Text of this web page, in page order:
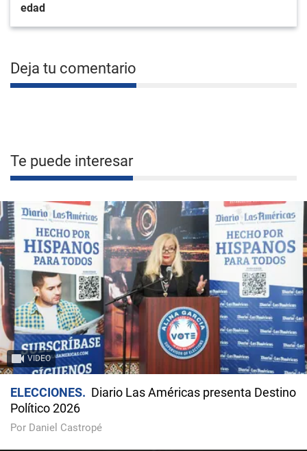
edad
Deja tu comentario
Te puede interesar
VIDEO
ELECCIONES
Diario Las Américas presenta Destino
Político 2026
Por Daniel Castropé